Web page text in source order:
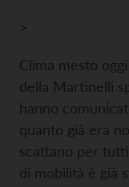
>
Clima mesto
della Martinelli
hanno
quanto già era
scattano per
di mobilità è già